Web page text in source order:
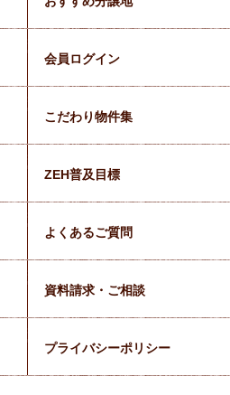
会員ログイン
こだわり物件集
ZEH普及目標
よくあるご質問
資料請求・ご相談
プライバシーポリシー